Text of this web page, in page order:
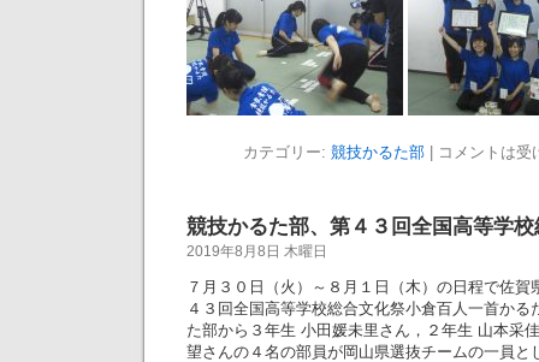
カテゴリー: 競技かるた部| コメントは受
競技かるた部、第４３回全国高等学
2019年8月8日 木曜日
７月３０日（火）～８月１日（木）の日程で佐賀
４３回全国高等学校総合文化祭小倉百人一首かる
た部から３年生 小田媛未里さん，２年生 山本采
望さんの４名の部員が岡山県選抜チームの一員と